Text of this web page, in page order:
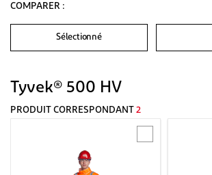
COMPARER :
Sélectionné
Tyvek® 500 HV
PRODUIT CORRESPONDANT 2